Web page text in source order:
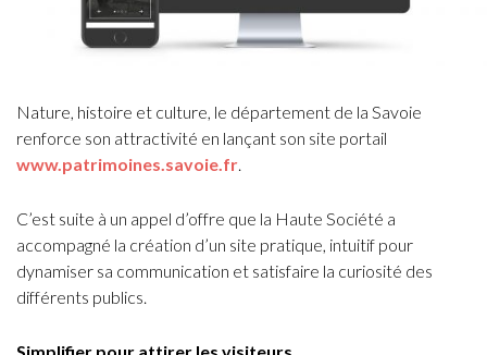
Nature, histoire et culture, le département de la Savoie
renforce son attractivité en lançant son site portail
www.patrimoines.savoie.fr.
C’est suite à un appel d’offre que la Haute Société a
accompagné la création d’un site pratique, intuitif pour
dynamiser sa communication et satisfaire la curiosité des
différents publics.